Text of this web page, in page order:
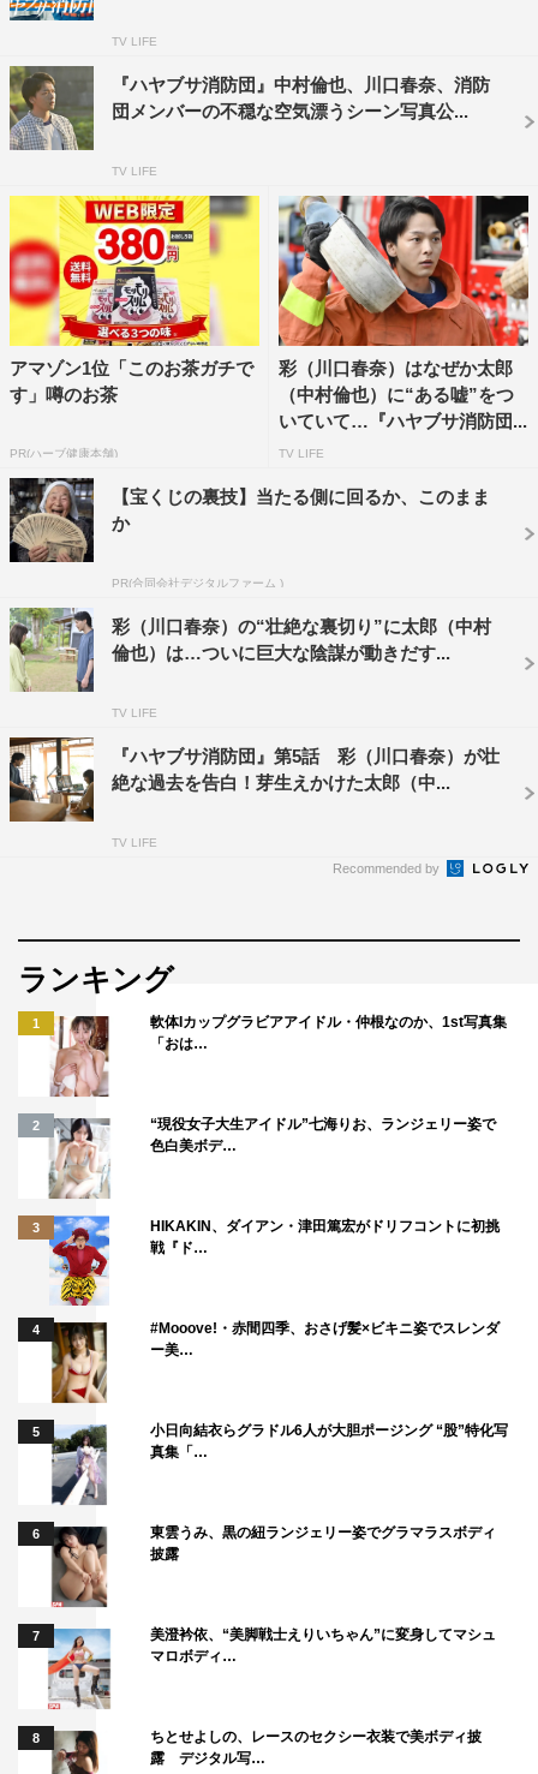
ます。川口さん自身はこうしたイベントに興味はあります
か？
カッコいいなとは思いますね。放水や火事の現場に行くこ
の分、ドラマを通して知らない世界を見られる気がして、
興味深いです。
◆ハヤブサ地区のような田舎暮らしに興味はありますか？
もともと私自身もああいう場所で生まれ育っているし、ど
こか落ち着く感じはします。仕事のこともあるし、今はな
かなか難しいですけど、いつかああいう場所で暮らすのも
いいなと思うことはあります。
『ハヤブサ消防団』©テレビ朝日
愛要素も…と言われていますが、川口さんの目から見て、
太郎のどのような部分に魅力を感じますか？
太郎さんって、周りに自然と人が寄ってくるんですよね。
いろいろ面倒そうなことも持ち込まれるんですけど、断り
切れなかったり、ほっとけなかったりして、結局引き受け
てしまって。でも、やるとなったらちゃんとやってくれる
から、頼りがいがあるんだと思います。
◆彩と太郎の関係性について、中村さんとはどのような話
を？
どうしても連続ドラマだと現実より早い展開になってしま
うので、どのぐらいだといいバランスなんだろうみたいな
話はしましたね。たぶん前半のうちは、この2人どうなん
だろうという感じだと思いますけど、一緒に過ごす時間が
増えるにつれて、関係性も変わっていくので。彩の過去の
こともあり、ちょっと相手のことを探りながらみたいな空
気感を楽しんでいただけたらと思っています。
◆2人の距離が近づくにつれ、ミステリーの要素も濃くな
っていきますが、その辺りの注目ポイントは？
怪しいのは彩だけじゃなく、登場人物が結構みんな、何か
しら隠しごとや過去があったりするんですね。1人ひとり
にフォーカスが当たり、今までその人にどんなことがあ
り、なぜハヤブサ地区にいるのか、興味を持って見ていた
TV LIFE
『ハヤブサ消防団』中村倫也、川口春奈、消防
団メンバーの不穏な空気漂うシーン写真公...
TV LIFE
アマゾン1位「このお茶ガチで
す」噂のお茶
PR(ハーブ健康本舗)
彩（川口春奈）はなぜか太郎
（中村倫也）に“ある嘘”をつ
いていて…『ハヤブサ消防団...
TV LIFE
【宝くじの裏技】当たる側に回るか、このまま
か
PR(合同会社デジタルファーム )
彩（川口春奈）の“壮絶な裏切り”に太郎（中村
倫也）は…ついに巨大な陰謀が動きだす...
TV LIFE
『ハヤブサ消防団』第5話 彩（川口春奈）が壮
絶な過去を告白！芽生えかけた太郎（中...
TV LIFE
Recommended by
ランキング
1
軟体Iカップグラビアアイドル・仲根なのか、1st写真集
「おは…
2
“現役女子大生アイドル”七海りお、ランジェリー姿で
色白美ボデ…
3
HIKAKIN、ダイアン・津田篤宏がドリフコントに初挑
戦『ド…
4
#Mooove!・赤間四季、おさげ髪×ビキニ姿でスレンダ
ー美…
5
小日向結衣らグラドル6人が大胆ポージング “股”特化写
真集「…
6
東雲うみ、黒の紐ランジェリー姿でグラマラスボディ
披露
7
美澄衿依、“美脚戦士えりいちゃん”に変身してマシュ
マロボディ…
8
ちとせよしの、レースのセクシー衣装で美ボディ披
露 デジタル写…